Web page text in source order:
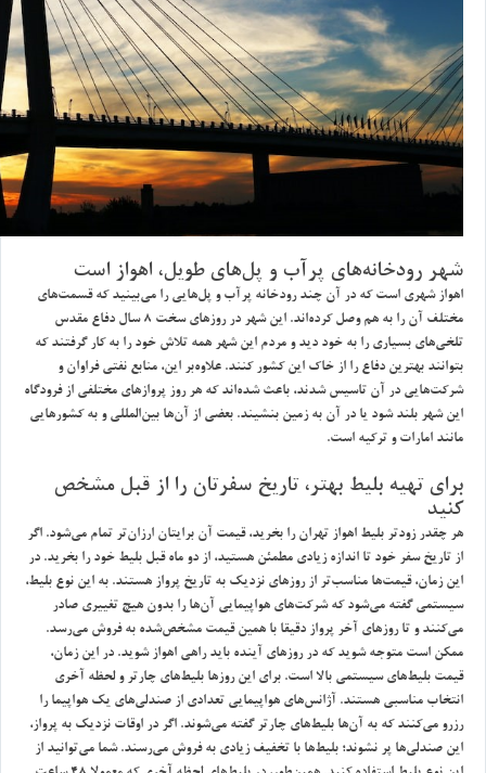
شهر رودخانه‌هاي پرآب و پل‌هاي طويل، اهواز است
اهواز شهري است كه در آن چند رودخانه پرآب و پل‌هايي را مي‌بينيد كه قسمت‌هاي
مختلف آن را به هم وصل كرده‌اند. اين شهر در روزهاي سخت 8 سال دفاع مقدس
تلخي‌هاي بسياري را به خود ديد و مردم اين شهر همه تلاش خود را به‌ كار گرفتند كه
بتوانند بهترين دفاع را از خاك اين كشور كنند. علاوه‌بر اين، منابع نفتي فراوان و
شركت‌هايي در آن تاسيس شدند، باعث شده‌اند كه هر روز پروازهاي مختلفي از فرودگاه
اين شهر بلند شود يا در آن به زمين بنشيند. بعضي از آن‌ها بين‌المللي و به كشورهايي
مانند امارات و تركيه است.
براي تهيه بليط بهتر، تاريخ سفرتان را از قبل مشخص
كنيد
هر چقدر زودتر بليط اهواز تهران را بخريد، قيمت آن برايتان ارزان‌تر تمام مي‌شود. اگر
از تاريخ سفر خود تا اندازه زيادي مطمئن هستيد، از دو ماه قبل بليط خود را بخريد. در
اين زمان، قيمت‌ها مناسب‌تر از روزهاي نزديك به تاريخ پرواز هستند. به اين نوع بليط،
سيستمي گفته مي‌شود كه شركت‌هاي هواپيمايي آن‌ها را بدون هيچ تغييري صادر
مي‌كنند و تا روزهاي آخر پرواز دقيقا با همين قيمت مشخص‌شده به فروش مي‌رسد.
ممكن است متوجه شويد كه در روزهاي آينده بايد راهي اهواز شويد. در اين زمان،
قيمت بليط‌هاي سيستمي بالا است. براي اين روزها بليط‌هاي چارتر و لحظه آخري
انتخاب مناسبي هستند. آژانس‌هاي هواپيمايي تعدادي از صندلي‌هاي يك هواپيما را
رزرو مي‌كنند كه به آن‌ها بليط‌هاي چارتر گفته مي‌شوند. اگر در اوقات نزديك به پرواز،
اين صندلي‌ها پر نشوند؛ بليط‌ها با تخفيف زيادي به فروش مي‌رسند. شما مي‌توانيد از